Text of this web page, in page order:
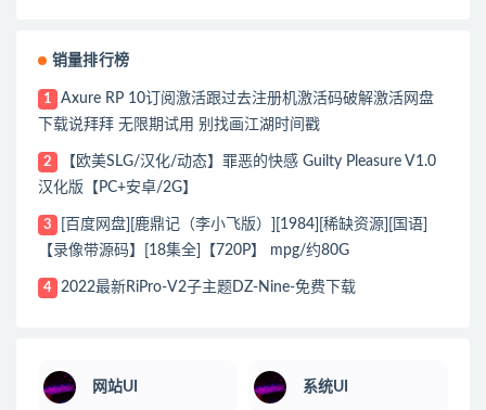
销量排行榜
1
Axure RP 10订阅激活跟过去注册机激活码破解激活网盘
下载说拜拜 无限期试用 别找画江湖时间戳
2
【欧美SLG/汉化/动态】罪恶的快感 Guilty Pleasure V1.0
汉化版【PC+安卓/2G】
3
[百度网盘][鹿鼎记（李小飞版）][1984][稀缺资源][国语]
【录像带源码】[18集全]【720P】 mpg/约80G
4 2022最新RiPro-V2子主题DZ-Nine-免费下载
网站UI 系统UI